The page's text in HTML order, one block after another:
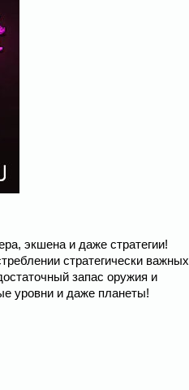
экшена и даже стратегии!
стратегически важных
запас оружия и
уровни и даже планеты!